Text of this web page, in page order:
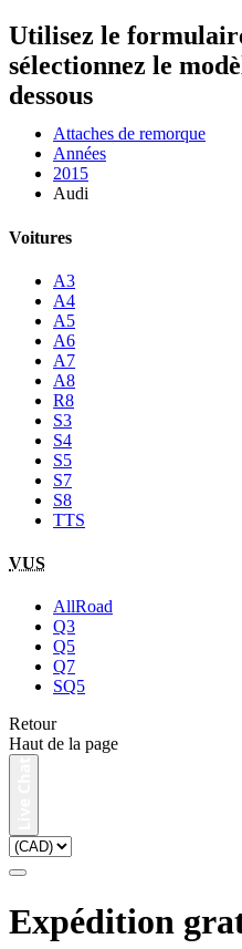
Utilisez le
sélectionnez le
dessous
Attaches de remorque
Années
2015
Audi
Voitures
A3
A4
A5
A6
A7
A8
R8
S3
S4
S5
S7
S8
TTS
VUS
AllRoad
Q3
Q5
Q7
SQ5
Retour
Haut de la page
Expédition